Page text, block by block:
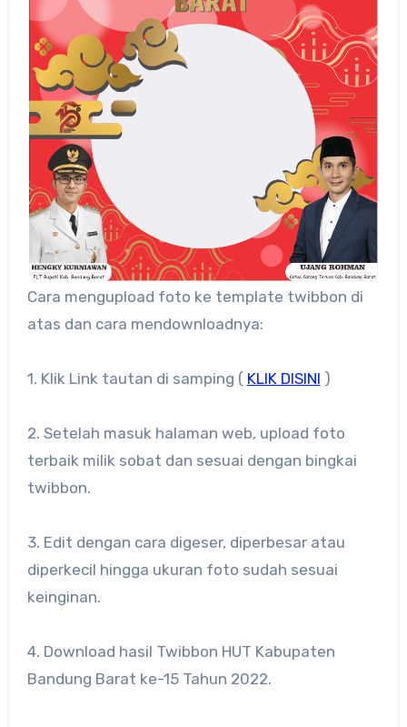
Cara mengupload foto ke template twibbon di
atas dan cara mendownloadnya:
1. Klik Link tautan di samping ( KLIK DISINI )
2. Setelah masuk halaman web, upload foto
terbaik milik sobat dan sesuai dengan bingkai
twibbon.
3. Edit dengan cara digeser, diperbesar atau
diperkecil hingga ukuran foto sudah sesuai
keinginan.
4. Download hasil Twibbon HUT Kabupaten
Bandung Barat ke-15 Tahun 2022.